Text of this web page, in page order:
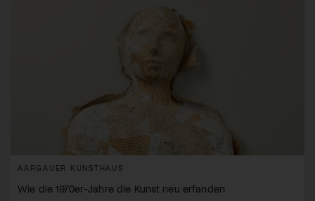
AARGAUER KUNSTHAUS
Wie die 1970er-Jahre die Kunst neu erfanden